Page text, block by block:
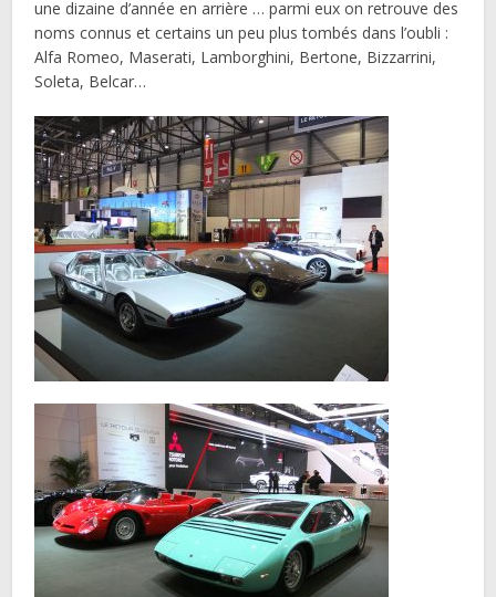
une dizaine d’année en arrière … parmi eux on retrouve des
noms connus et certains un peu plus tombés dans l’oubli :
Alfa Romeo, Maserati, Lamborghini, Bertone, Bizzarrini,
Soleta, Belcar…